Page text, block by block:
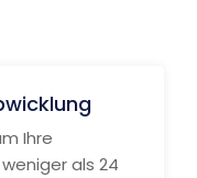
Ihre
als 24